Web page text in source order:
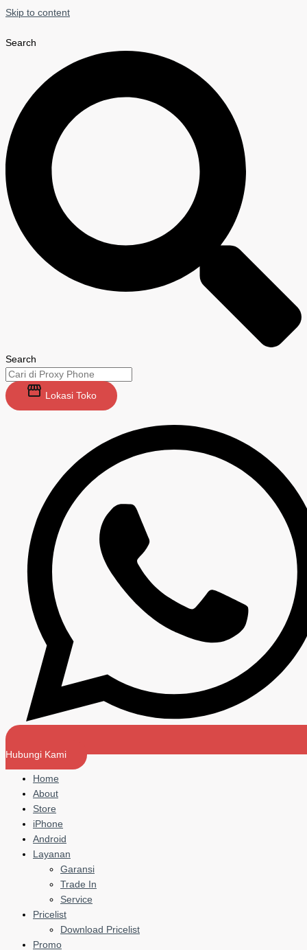
Skip to content
Search
Search
Lokasi Toko
Hubungi Kami
Home
About
Store
iPhone
Android
Layanan
Garansi
Trade In
Service
Pricelist
Download Pricelist
Promo